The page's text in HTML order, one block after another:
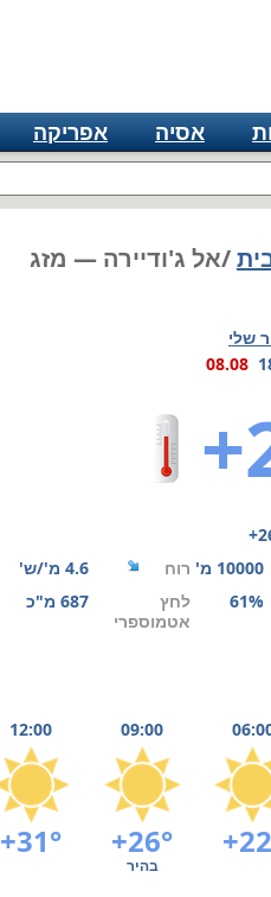
אסיה אפריקה
/אל ג'ודיירה — מזג
שלי
08.08
10000 מ' רוח
4.6 מ'/ש'
61%
לחץ
אטמוספרי
687 מ"כ
09:00
12:00
+26°
+31°
בהיר